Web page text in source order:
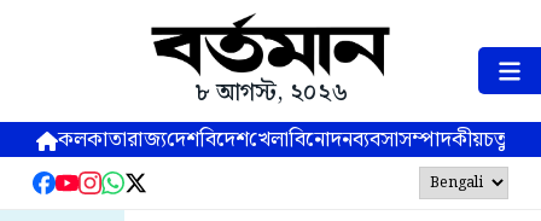
৮ আগস্ট, ২০২৬
কলকাতারাজ্যদেশবিদেশখেলাবিনোদনব্যবসাসম্পাদকীয়